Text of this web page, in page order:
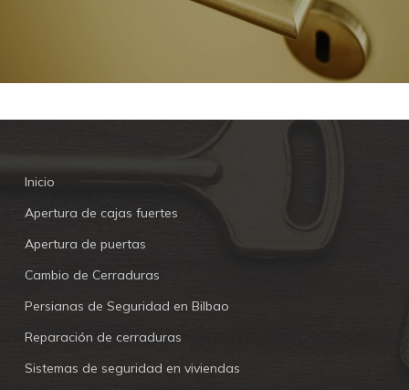
Inicio
Apertura de cajas fuertes
Apertura de puertas
Cambio de Cerraduras
Persianas de Seguridad en Bilbao
Reparación de cerraduras
Sistemas de seguridad en viviendas